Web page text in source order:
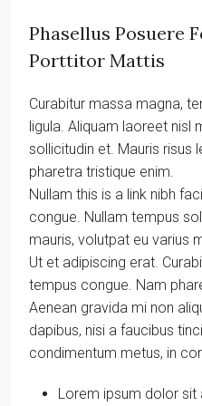
Phasellus Posuere
Porttitor Mattis
Curabitur massa magna,
ligula. Aliquam laoreet nisl
sollicitudin et. Mauris risus
pharetra tristique enim.
Nullam this is a link nibh
congue. Nullam tempus
mauris, volutpat eu varius
Ut et adipiscing erat.
tempus congue. Nam
Aenean gravida mi non
dapibus, nisi a faucibus
condimentum metus, in
Lorem ipsum dolor